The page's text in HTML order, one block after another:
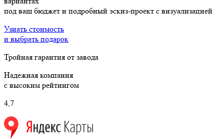
под ваш бюджет и подробный эскиз-проект с визуализацией
Узнать стоимость
и выбрать подарок
Тройная гарантия от завода
Надежная компания
с высоким рейтингом
4,7